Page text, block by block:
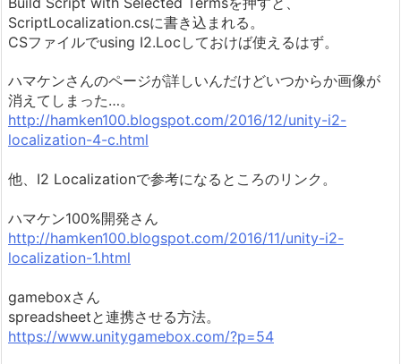
ScriptLocalization.csに書き込まれる。
CSファイルでusing I2.Locしておけば使えるはず。
ハマケンさんのページが詳しいんだけどいつからか画像が
消えてしまった…。
http://hamken100.blogspot.com/2016/12/unity-i2-
localization-4-c.html
他、I2 Localizationで参考になるところのリンク。
ハマケン100%開発さん
http://hamken100.blogspot.com/2016/11/unity-i2-
localization-1.html
gameboxさん
spreadsheetと連携させる方法。
https://www.unitygamebox.com/?p=54